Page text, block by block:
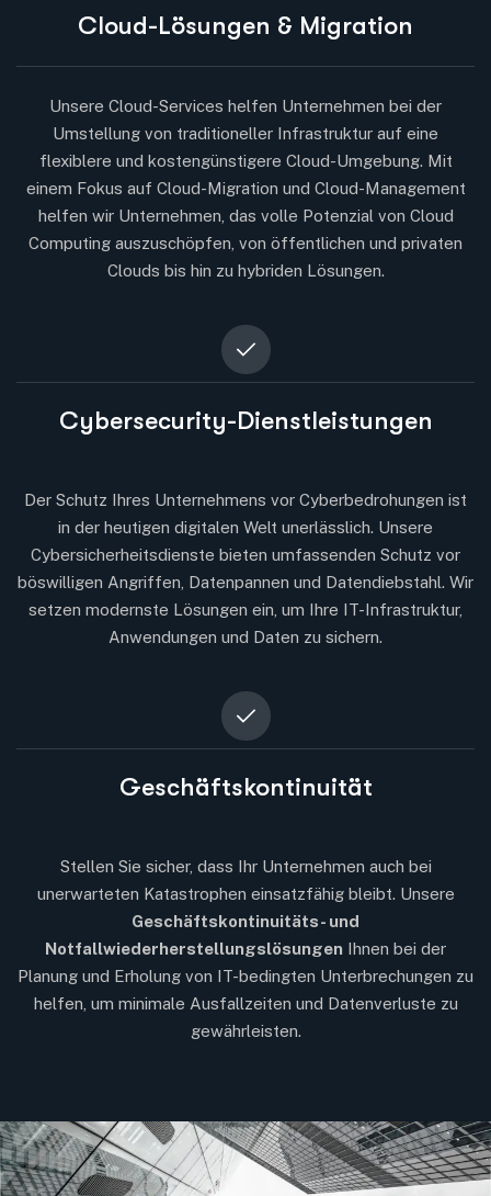
Cloud-Lösungen & Migration
Unsere Cloud-Services helfen Unternehmen bei der
Umstellung von traditioneller Infrastruktur auf eine
flexiblere und kostengünstigere Cloud-Umgebung. Mit
einem Fokus auf Cloud-Migration und Cloud-Management
helfen wir Unternehmen, das volle Potenzial von Cloud
Computing auszuschöpfen, von öffentlichen und privaten
Clouds bis hin zu hybriden Lösungen.
Cybersecurity-Dienstleistungen
Der Schutz Ihres Unternehmens vor Cyberbedrohungen ist
in der heutigen digitalen Welt unerlässlich. Unsere
Cybersicherheitsdienste bieten umfassenden Schutz vor
böswilligen Angriffen, Datenpannen und Datendiebstahl. Wir
setzen modernste Lösungen ein, um Ihre IT-Infrastruktur,
Anwendungen und Daten zu sichern.
Geschäftskontinuität
Stellen Sie sicher, dass Ihr Unternehmen auch bei
unerwarteten Katastrophen einsatzfähig bleibt. Unsere
Geschäftskontinuitäts- und
Notfallwiederherstellungslösungen Ihnen bei der
Planung und Erholung von IT-bedingten Unterbrechungen zu
helfen, um minimale Ausfallzeiten und Datenverluste zu
gewährleisten.